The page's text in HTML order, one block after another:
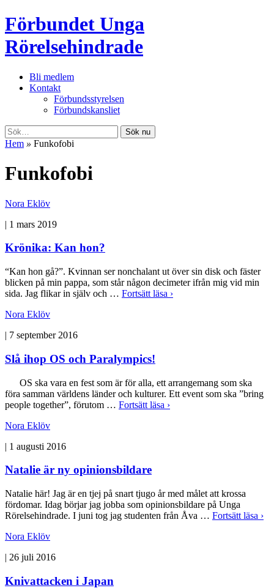
Förbundet Unga
Rörelsehindrade
Bli medlem
Kontakt
Förbundsstyrelsen
Förbundskansliet
Sök nu
Hem » Funkofobi
Funkofobi
Nora Eklöv
| 1 mars 2019
Krönika: Kan hon?
“Kan hon gå?”. Kvinnan ser nonchalant ut över sin disk och fäster
blicken på min pappa, som står någon decimeter ifrån mig vid min
sida. Jag flikar in själv och … Fortsätt läsa ›
Nora Eklöv
| 7 september 2016
Slå ihop OS och Paralympics!
OS ska vara en fest som är för alla, ett arrangemang som ska
föra samman världens länder och kulturer. Ett event som ska ”bring
people together”, förutom … Fortsätt läsa ›
Nora Eklöv
| 1 augusti 2016
Natalie är ny opinionsbildare
Natalie här! Jag är en tjej på snart tjugo år med målet att krossa
fördomar. Idag börjar jag jobba som opinionsbildare på Unga
Rörelsehindrade. I juni tog jag studenten från Åva … Fortsätt läsa ›
Nora Eklöv
| 26 juli 2016
Knivattacken i Japan